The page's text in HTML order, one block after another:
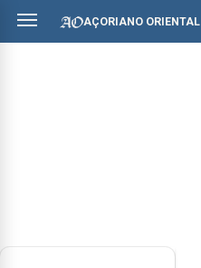
AÇORIANO ORIENTAL